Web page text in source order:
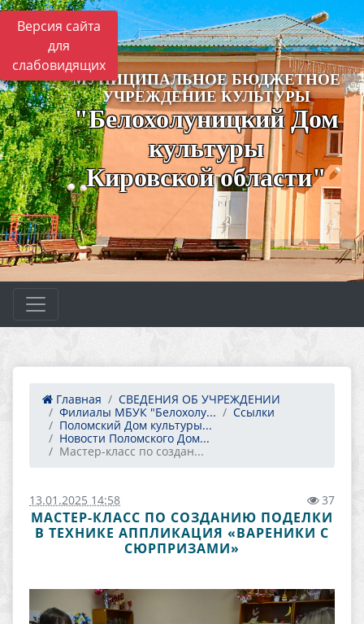
Версия сайта
для
слабовидящих
МУНИЦИПАЛЬНОЕ БЮДЖЕТНОЕ
УЧРЕЖДЕНИЕ КУЛЬТУРЫ
"Белохолуницкий Дом
культуры
Кировской области"
Главная
СВЕДЕНИЯ ОБ УЧРЕЖДЕНИИ
Филиалы МБУК "Белохолу...
Ссылки
Поломский Дом культуры...
Новости Поломского Дом...
Мастер-класс по создан...
13.01.2025 14:58 37
МАСТЕР-КЛАСС ПО СОЗДАНИЮ ПОДЕЛКИ
В ТЕХНИКЕ АППЛИКАЦИЯ «ВАРЕНИКИ С
СЮРПРИЗАМИ»